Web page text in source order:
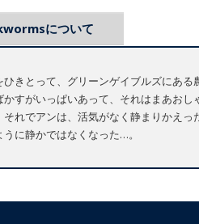
について
きとって、グリーンゲイブルズにあ
すがいっぱいあって、それはまあお
れでアンは、活気がなく静まりかえ
に静かではなくなった…。